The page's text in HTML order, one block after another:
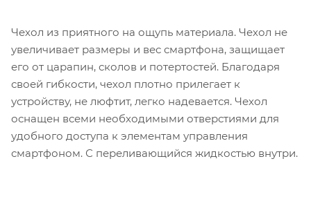
Чехол из приятного на ощупь материала. Чехол не
увеличивает размеры и вес смартфона, защищает
его от царапин, сколов и потертостей. Благодаря
своей гибкости, чехол плотно прилегает к
устройству, не люфтит, легко надевается. Чехол
оснащен всеми необходимыми отверстиями для
удобного доступа к элементам управления
смартфоном. С переливающийся жидкостью внутри.